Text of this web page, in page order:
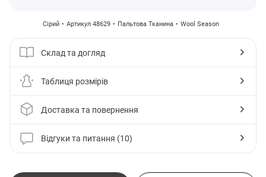
Сірий Артикул 48629 Пальтова Тканина Wool Season
Склад та догляд
Таблиця розмірів
Доставка та повернення
Відгуки та питання (10)